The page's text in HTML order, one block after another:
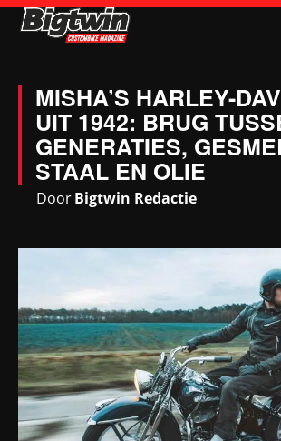
MISHA’S HARLEY-
UIT 1942: BRUG
GENERATIES,
STAAL EN OLIE
DoorBigtwin Redactie